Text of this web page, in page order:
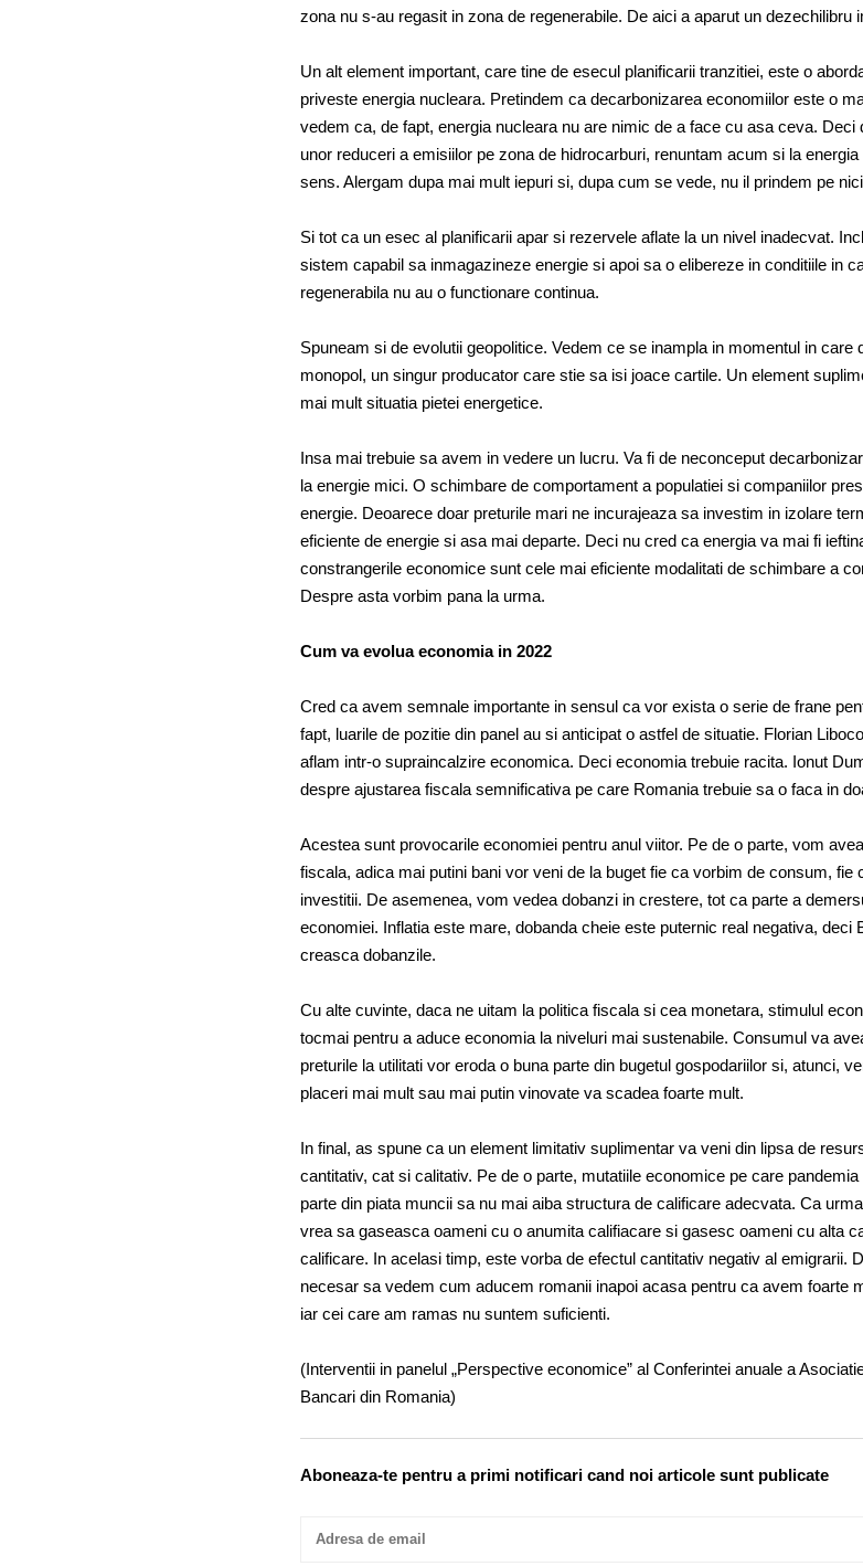
zona nu s-au regasit in zona de regenerabile. De aici a aparut un dezechilibru
Un alt element important, care tine de esecul planificarii tranzitiei, este o
priveste energia nucleara. Pretindem ca decarbonizarea economiilor este o
vedem ca, de fapt, energia nucleara nu are nimic de a face cu asa ceva. Deci
unor reduceri a emisiilor pe zona de hidrocarburi, renuntam acum si la
sens. Alergam dupa mai mult iepuri si, dupa cum se vede, nu il prindem pe
Si tot ca un esec al planificarii apar si rezervele aflate la un nivel inadecvat.
sistem capabil sa inmagazineze energie si apoi sa o elibereze in conditiile in
regenerabila nu au o functionare continua.
Spuneam si de evolutii geopolitice. Vedem ce se inampla in momentul in care
monopol, un singur producator care stie sa isi joace cartile. Un element
mai mult situatia pietei energetice.
Insa mai trebuie sa avem in vedere un lucru. Va fi de neconceput
la energie mici. O schimbare de comportament a populatiei si companiilor
energie. Deoarece doar preturile mari ne incurajeaza sa investim in izolare
eficiente de energie si asa mai departe. Deci nu cred ca energia va mai fi
constrangerile economice sunt cele mai eficiente modalitati de schimbare a
Despre asta vorbim pana la urma.
Cum va evolua economia in 2022
Cred ca avem semnale importante in sensul ca vor exista o serie de frane
fapt, luarile de pozitie din panel au si anticipat o astfel de situatie. Florian
aflam intr-o supraincalzire economica. Deci economia trebuie racita. Ionut
despre ajustarea fiscala semnificativa pe care Romania trebuie sa o faca in
Acestea sunt provocarile economiei pentru anul viitor. Pe de o parte, vom
fiscala, adica mai putini bani vor veni de la buget fie ca vorbim de consum, fie
investitii. De asemenea, vom vedea dobanzi in crestere, tot ca parte a
economiei. Inflatia este mare, dobanda cheie este puternic real negativa, deci
creasca dobanzile.
Cu alte cuvinte, daca ne uitam la politica fiscala si cea monetara, stimulul
tocmai pentru a aduce economia la niveluri mai sustenabile. Consumul va
preturile la utilitati vor eroda o buna parte din bugetul gospodariilor si, atunci,
placeri mai mult sau mai putin vinovate va scadea foarte mult.
In final, as spune ca un element limitativ suplimentar va veni din lipsa de
cantitativ, cat si calitativ. Pe de o parte, mutatiile economice pe care
parte din piata muncii sa nu mai aiba structura de calificare adecvata. Ca
vrea sa gaseasca oameni cu o anumita califiacare si gasesc oameni cu alta
calificare. In acelasi timp, este vorba de efectul cantitativ negativ al emigrarii.
necesar sa vedem cum aducem romanii inapoi acasa pentru ca avem foarte
iar cei care am ramas nu suntem suficienti.
(Interventii in panelul „Perspective economice” al Conferintei anuale a
Bancari din Romania)
Aboneaza-te pentru a primi notificari cand noi articole sunt publicate